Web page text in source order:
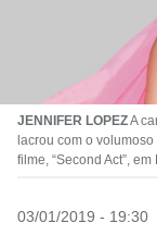
JENNIFER LOPEZA
lacrou com o
filme, “Second Act”,
03/01/2019 - 19:30